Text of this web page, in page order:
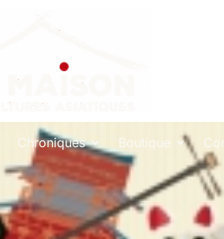
Chroniques Boutique